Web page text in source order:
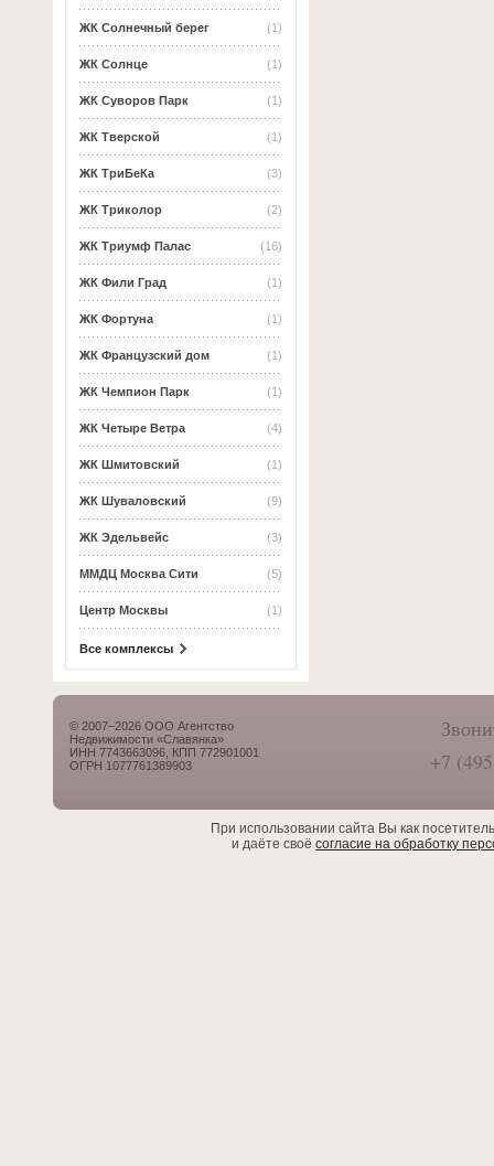
(1)
ЖК Солнечный берег
(1)
ЖК Солнце
(1)
ЖК Суворов Парк
(1)
ЖК Тверской
(3)
ЖК ТриБеКа
(2)
ЖК Триколор
(16)
ЖК Триумф Палас
(1)
ЖК Фили Град
(1)
ЖК Фортуна
(1)
ЖК Французский дом
(1)
ЖК Чемпион Парк
(4)
ЖК Четыре Ветра
(1)
ЖК Шмитовский
(9)
ЖК Шуваловский
(3)
ЖК Эдельвейс
(5)
ММДЦ Москва Сити
(1)
Центр Москвы
Все комплексы
© 2007–2026 ООО Агентство
Недвижимости «Славянка»
ИНН 7743663096, КПП 772901001
ОГРН 1077761389903
+7
При использовании сайта Вы как
и даёте своё согласие на обработку